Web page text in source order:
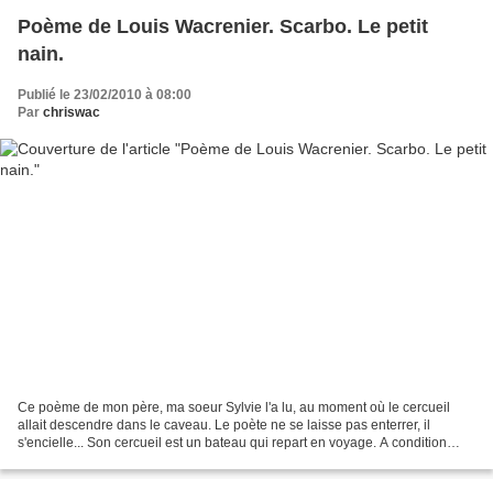
Poème de Louis Wacrenier. Scarbo. Le petit
nain.
Publié le 23/02/2010 à 08:00
Par chriswac
Ce poème de mon père, ma soeur Sylvie l'a lu, au moment où le cercueil
allait descendre dans le caveau. Le poète ne se laisse pas enterrer, il
s'encielle... Son cercueil est un bateau qui repart en voyage. A condition